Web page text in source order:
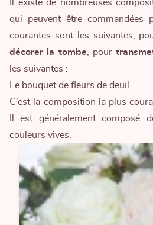
Il existe de nombreuses
qui peuvent être commandées
courantes sont les suivantes,
décorer la tombe , pour
les suivantes :
Le bouquet de fleurs de deuil
C’est la composition la plus
Il est généralement composé
couleurs vives.